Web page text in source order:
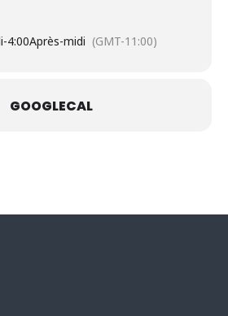
-4:00Après-midi (GMT-11:00)
GOOGLECAL